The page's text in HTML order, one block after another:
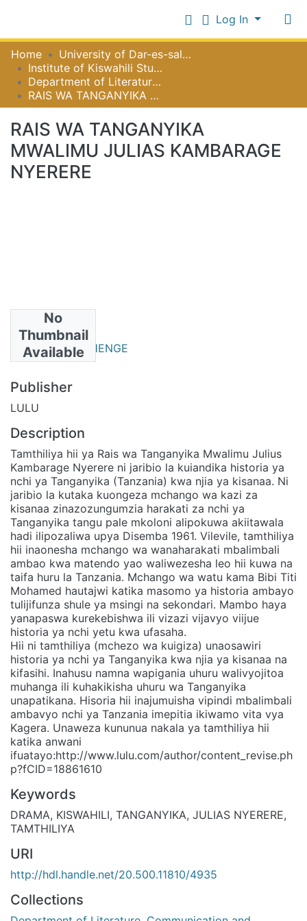
Log In
Communities
Collections
All of NiR Repository
Statistics
Log In
Home
University of Dar-es-salaam
Institute of Kiswahili Studies
Department of Literature, Communication and Publishing
RAIS WA TANGANYIKA MWALIMU JULIAS KAMBARAGE NYERERE
RAIS WA TANGANYIKA
MWALIMU JULIAS KAMBARAGE
NYERERE
No
Thumbnail
Available
Authors
ELIZABETH MAHENGE
Publisher
LULU
Description
Tamthiliya hii ya Rais wa Tanganyika Mwalimu Julius
Kambarage Nyerere ni jaribio la kuiandika historia ya
nchi ya Tanganyika (Tanzania) kwa njia ya kisanaa. Ni
jaribio la kutaka kuongeza mchango wa kazi za
kisanaa zinazozungumzia harakati za nchi ya
Tanganyika tangu pale mkoloni alipokuwa akiitawala
hadi ilipozaliwa upya Disemba 1961. Vilevile, tamthiliya
hii inaonesha mchango wa wanaharakati mbalimbali
ambao kwa matendo yao waliwezesha leo hii kuwa na
taifa huru la Tanzania. Mchango wa watu kama Bibi Titi
Mohamed hautajwi katika masomo ya historia ambayo
tulijifunza shule ya msingi na sekondari. Mambo haya
yanapaswa kurekebishwa ili vizazi vijavyo viijue
historia ya nchi yetu kwa ufasaha.
Hii ni tamthiliya (mchezo wa kuigiza) unaosawiri
historia ya nchi ya Tanganyika kwa njia ya kisanaa na
kifasihi. Inahusu namna wapigania uhuru walivyojitoa
muhanga ili kuhakikisha uhuru wa Tanganyika
unapatikana. Hisoria hii inajumuisha vipindi mbalimbali
ambavyo nchi ya Tanzania imepitia ikiwamo vita vya
Kagera. Unaweza kununua nakala ya tamthiliya hii
katika anwani
ifuatayo:http://www.lulu.com/author/content_revise.ph
p?fCID=18861610
Keywords
DRAMA, KISWAHILI, TANGANYIKA, JULIAS NYERERE,
TAMTHILIYA
URI
http://hdl.handle.net/20.500.11810/4935
Collections